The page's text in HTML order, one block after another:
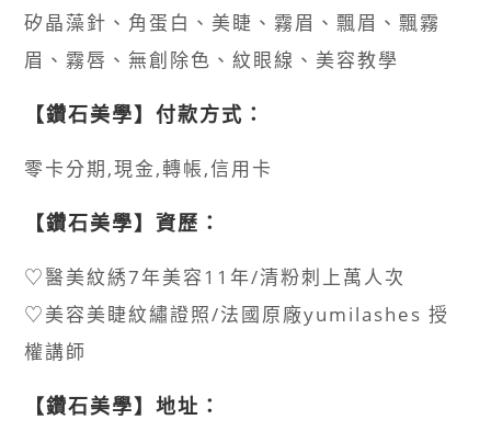
矽晶藻針、角蛋白、美睫、霧眉、飄眉、飄霧
眉、霧唇、無創除色、紋眼線、美容教學
【鑽石美學】付款方式：
零卡分期,現金,轉帳,信用卡
【鑽石美學】資歷：
♡醫美紋綉7年美容11年/清粉刺上萬人次
♡美容美睫紋繡證照/法國原廠yumilashes 授
權講師
【鑽石美學】地址：